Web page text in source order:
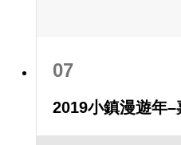
07
2019小鎮漫遊年